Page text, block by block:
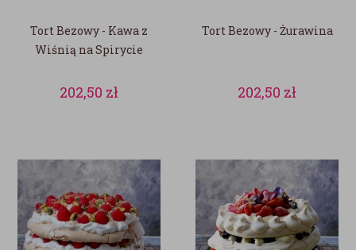
Tort Bezowy - Kawa z
Wiśnią na Spirycie
202,50 zł
Tort Bezowy - Żurawina
202,50 zł